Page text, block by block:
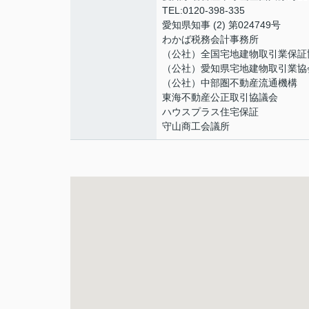
TEL:0120-398-335
愛知県知事 (2) 第024749号
わかば税務会計事務所
（公社）全国宅地建物取引業保証
（公社）愛知県宅地建物取引業協
（公社）中部圏不動産流通機構
東海不動産公正取引協議会
ハウスプラス住宅保証
守山商工会議所